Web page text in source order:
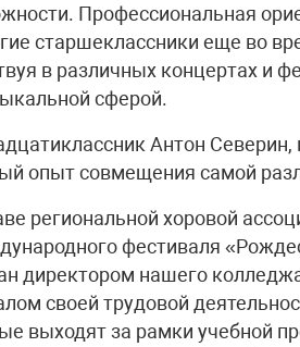
Профессиональная
старшеклассники еще во
в различных концертах и
сферой.
Антон Северин,
опыт совмещения самой
региональной хоровой
фестиваля
директором нашего
своей трудовой
выходят за рамки учебной